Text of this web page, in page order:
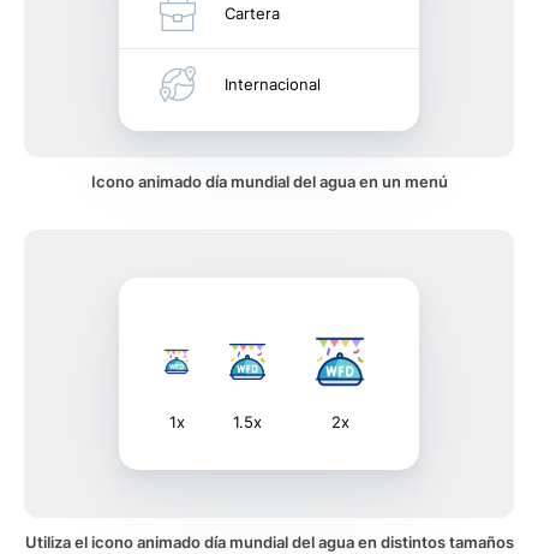
Cartera
Internacional
Icono animado día mundial del agua en un menú
1x 1.5x 2x
Utiliza el icono animado día mundial del agua en distintos tamaños